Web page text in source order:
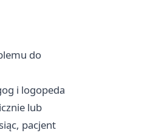
do
i logopeda
lub
pacjent